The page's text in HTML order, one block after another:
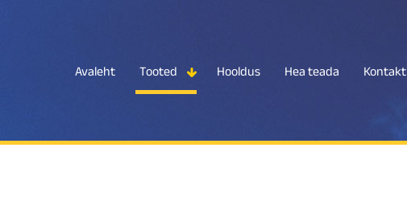
Avaleht Tooted Hooldus Hea teada Kontakt